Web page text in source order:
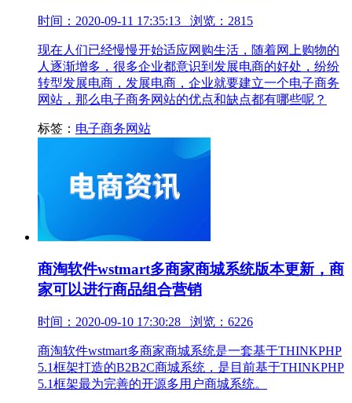
时间：2020-09-11 17:35:13 浏览：2815
现在人们已经慢慢开始适应网购生活，随着网上购物的
人逐渐增多，很多企业都意识到发展电商的好处，纷纷
转型发展电商，发展电商，企业就要建立一个电子商务
网站，那么电子商务网站的优点和缺点都有哪些呢？
标签： 电子商务网站
商淘软件wstmart多商家商城系统版本更新，商
家可以进行商品组合营销
时间：2020-09-10 17:30:28 浏览：6226
商淘软件wstmart多商家商城系统是一套基于THINKPHP
5.1框架打造的B2B2C商城系统，是目前基于THINKPHP
5.1框架最为完善的开源多用户商城系统。